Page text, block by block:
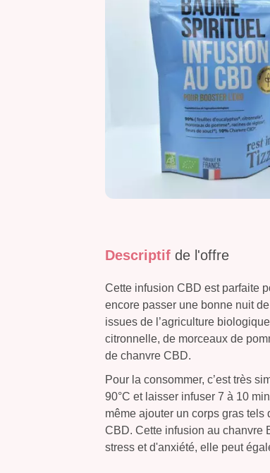
Descriptif de l'offre
Cette infusion CBD est parfaite
encore passer une bonne nuit
issues de l’agriculture
citronnelle, de morceaux de
de chanvre CBD.
Pour la consommer, c’est très
90°C et laisser infuser 7 à 10
même ajouter un corps gras
CBD. Cette infusion au chanvre
stress et d'anxiété, elle peut